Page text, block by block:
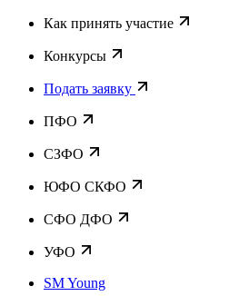
Как принять участие
Конкурсы
Подать заявку
ПФО
СЗФО
ЮФО СКФО
CФО ДФО
УФО
SM Young